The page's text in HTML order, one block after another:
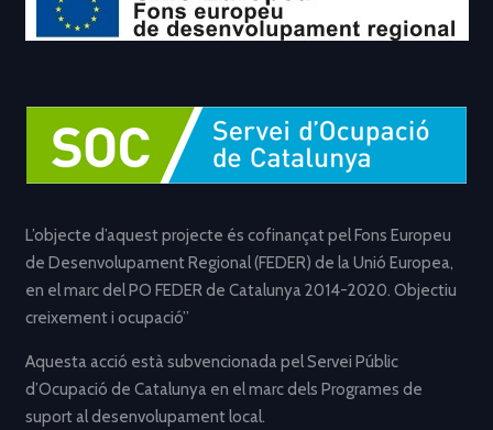
L’objecte d’aquest projecte és cofinançat pel Fons Europeu
de Desenvolupament Regional (FEDER) de la Unió Europea,
en el marc del PO FEDER de Catalunya 2014-2020. Objectiu
creixement i ocupació”
Aquesta acció està subvencionada pel Servei Públic
d’Ocupació de Catalunya en el marc dels Programes de
suport al desenvolupament local.